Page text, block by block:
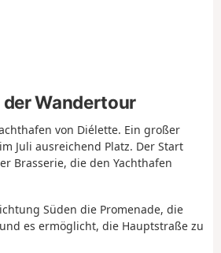
Wandertour
von Diélette. Ein großer
Juli ausreichend Platz. Der Start
Brasserie, die den Yachthafen
Süden die Promenade, die
es ermöglicht, die Hauptstraße zu